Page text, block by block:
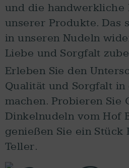
und die handwerkliche
unserer Produkte. Das
in unseren Nudeln
Liebe und Sorgfalt
Erleben Sie den
Qualität und Sorgfalt
machen. Probieren Sie
Dinkelnudeln vom Hof
genießen Sie ein
Teller.